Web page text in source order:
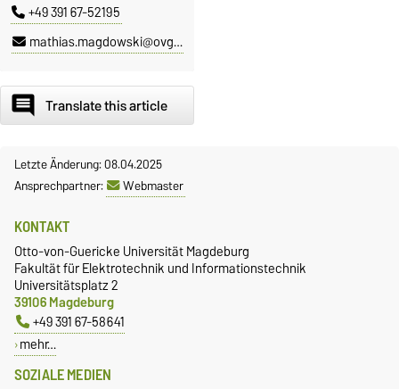
+49 391 67-52195
mathias.magdowski@ovgu.de
comment Translate this article
Letzte Änderung: 08.04.2025
Ansprechpartner:
Webmaster
SOZIALE MEDIEN
KONTAKT
Otto-von-Guericke Universität Magdeburg
Fakultät für Elektrotechnik und Informationstechnik
Universitätsplatz 2
39106 Magdeburg
+49 391 67-58641
mehr…